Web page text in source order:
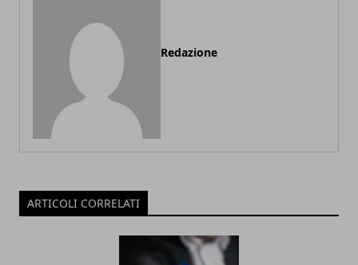
Redazione
ARTICOLI CORRELATI